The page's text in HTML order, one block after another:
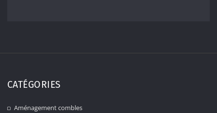
CATÉGORIES
Aménagement combles